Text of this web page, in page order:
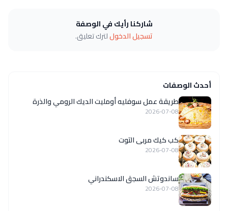
شاركنا رأيك في الوصفة
تسجيل الدخوللترك تعليق.
أحدث الوصفات
طريقة عمل سوفليه أومليت الديك الرومي والذرة
2026-07-08
كب كيك مربى التوت
2026-07-08
ساندوتش السجق الاسكندراني
2026-07-08